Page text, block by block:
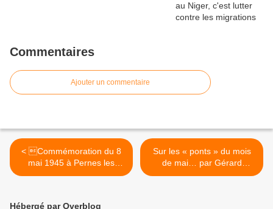
Commentaires
Ajouter un commentaire
< Commémoration du 8
mai 1945 à Pernes les
Fontaines
Sur les « ponts » du mois
de mai… par Gérard
Filoche >
Hébergé par Overblog